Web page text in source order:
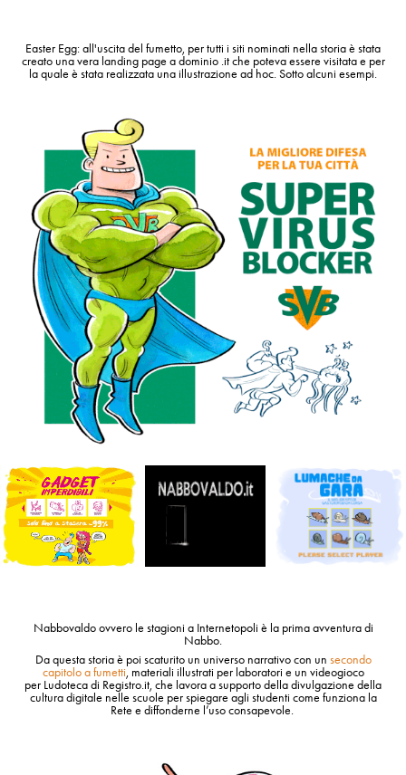
Easter Egg: all'uscita del fumetto, per tutti i siti nominati nella storia è stata
creato una vera landing page a dominio .it che poteva essere visitata e per
la quale è stata realizzata una illustrazione ad hoc. Sotto alcuni esempi.
Nabbovaldo ovvero le stagioni a Internetopoli è la prima avventura di
Nabbo.
Da questa storia è poi scaturito un universo narrativo con un secondo
capitolo a fumetti, materiali illustrati per laboratori e un videogioco
per Ludoteca di Registro.it, che lavora a supporto della divulgazione della
cultura digitale nelle scuole per spiegare agli studenti come funziona la
Rete e diffonderne l’uso consapevole.